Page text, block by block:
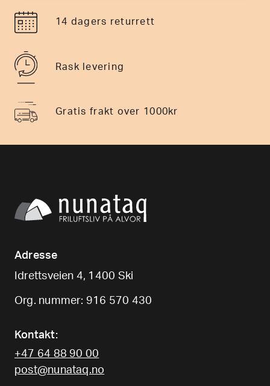
14 dagers returrett
Rask levering
Gratis frakt over 1000kr
Adresse
Idrettsveien 4, 1400 Ski
Org. nummer: 916 570 430
Kontakt:
+47 64 88 90 00
post@nunataq.no